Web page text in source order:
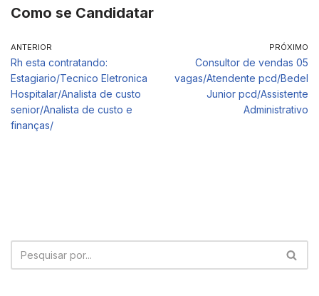
Como se Candidatar
ANTERIOR
Rh esta contratando:
Estagiario/Tecnico Eletronica
Hospitalar/Analista de custo
senior/Analista de custo e
finanças/
PRÓXIMO
Consultor de vendas 05
vagas/Atendente pcd/Bedel
Junior pcd/Assistente
Administrativo